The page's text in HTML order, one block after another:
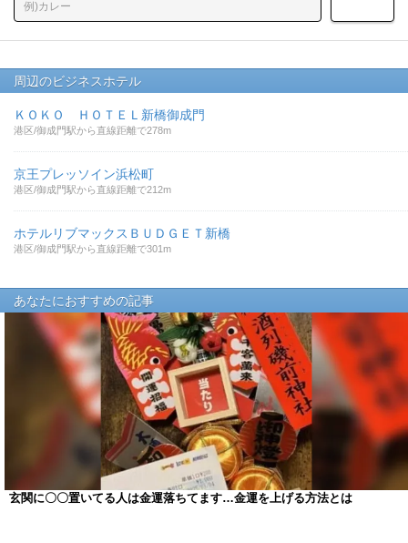
周辺のビジネスホテル
ＫＯＫＯ ＨＯＴＥＬ新橋御成門
港区/御成門駅から直線距離で278m
京王プレッソイン浜松町
港区/御成門駅から直線距離で212m
ホテルリブマックスＢＵＤＧＥＴ新橋
港区/御成門駅から直線距離で301m
あなたにおすすめの記事
玄関に〇〇置いてる人は金運落ちてます…金運を上げる方法とは